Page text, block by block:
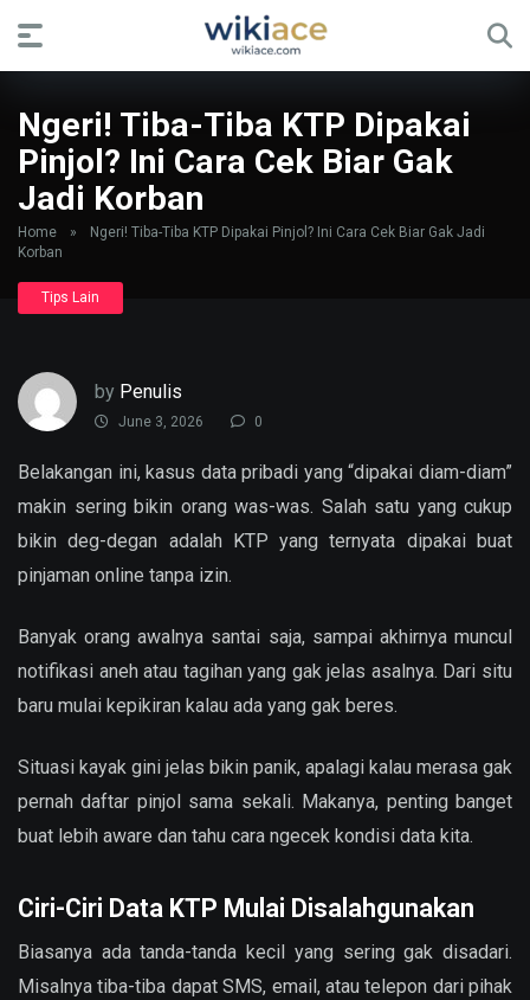
Ngeri! Tiba-Tiba KTP Dipakai
Pinjol? Ini Cara Cek Biar Gak
Jadi Korban
Home »
Ngeri! Tiba-Tiba KTP Dipakai Pinjol? Ini Cara Cek Biar Gak Jadi
Korban
Tips Lain
by Penulis
June 3, 2026 0
Belakangan ini, kasus data pribadi yang “dipakai diam-diam”
makin sering bikin orang was-was. Salah satu yang cukup
bikin deg-degan adalah KTP yang ternyata dipakai buat
pinjaman online tanpa izin.
Banyak orang awalnya santai saja, sampai akhirnya muncul
notifikasi aneh atau tagihan yang gak jelas asalnya. Dari situ
baru mulai kepikiran kalau ada yang gak beres.
Situasi kayak gini jelas bikin panik, apalagi kalau merasa gak
pernah daftar pinjol sama sekali. Makanya, penting banget
buat lebih aware dan tahu cara ngecek kondisi data kita.
Ciri-Ciri Data KTP Mulai Disalahgunakan
Biasanya ada tanda-tanda kecil yang sering gak disadari.
Misalnya tiba-tiba dapat SMS, email, atau telepon dari pihak